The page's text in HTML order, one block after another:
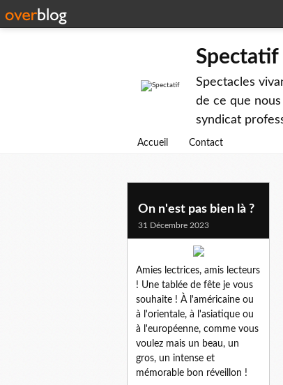
Spectatif
Spectacles
de ce que
syndicat
Accueil Contact
On n'est pas bien là ?
31 Décembre 2023
Amies lectrices, amis lecteurs
! Une tablée de fête je vous
souhaite ! À l'américaine ou
à l'orientale, à l'asiatique ou
à l'européenne, comme vous
voulez mais un beau, un
gros, un intense et
mémorable bon réveillon !